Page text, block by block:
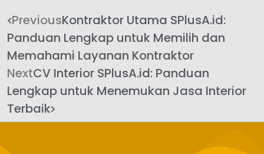
PreviousKontraktor Utama SPlusA.id:
Panduan Lengkap untuk Memilih dan
Memahami Layanan Kontraktor
NextCV Interior SPlusA.id: Panduan
Lengkap untuk Menemukan Jasa Interior
Terbaik